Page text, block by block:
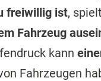
freiwillig ist,
Fahrzeug
kann
Fahrzeugen